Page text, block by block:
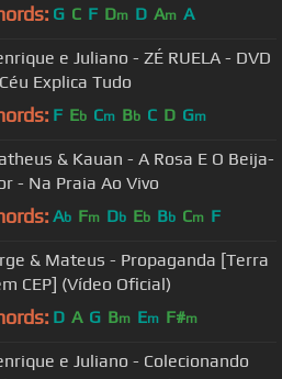
G C F Dm D Am A
e Juliano - ZÉ RUELA - DVD
Explica Tudo
F Eb Cm Bb C D Gm
& Kauan - A Rosa E O Beija-
- Na Praia Ao Vivo
Ab Fm Db Eb Bb Cm F
& Mateus - Propaganda [Terra
CEP] (Vídeo Oficial)
D A G Bm Em F#m
e Juliano - Colecionando